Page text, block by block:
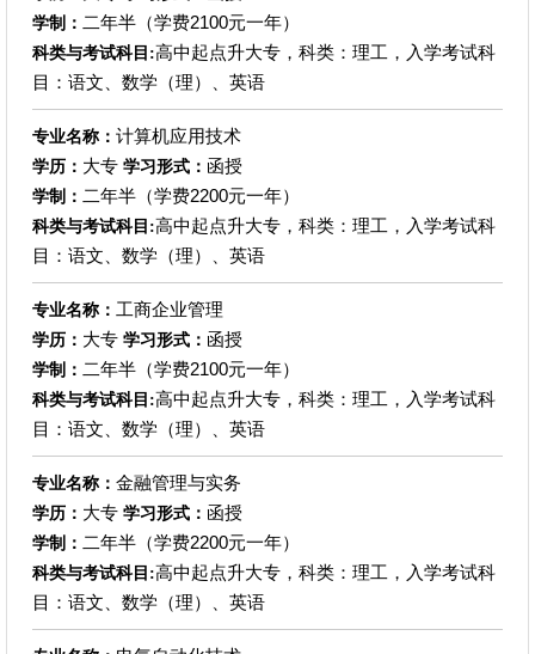
学制： 二年半（学费2100元一年）
科类与考试科目:高中起点升大专，科类：理工，入学考试科
目：语文、数学（理）、英语
专业名称： 计算机应用技术
学历： 大专 学习形式： 函授
学制： 二年半（学费2200元一年）
科类与考试科目:高中起点升大专，科类：理工，入学考试科
目：语文、数学（理）、英语
专业名称： 工商企业管理
学历： 大专 学习形式： 函授
学制： 二年半（学费2100元一年）
科类与考试科目:高中起点升大专，科类：理工，入学考试科
目：语文、数学（理）、英语
专业名称： 金融管理与实务
学历： 大专 学习形式： 函授
学制： 二年半（学费2200元一年）
科类与考试科目:高中起点升大专，科类：理工，入学考试科
目：语文、数学（理）、英语